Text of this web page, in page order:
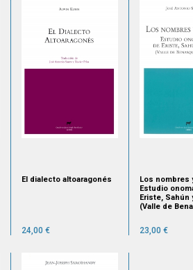
El dialecto altoaragonés
24,00 €
Los nombres
Estudio
Eriste, Sahún
(Valle de
23,00 €